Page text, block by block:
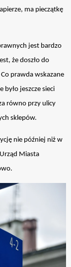
ma pieczątkę
jest bardzo
że doszło do
prawda wskazane
było jeszcze sieci
równo przy ulicy
sklepów.
nie później niż w
Miasta